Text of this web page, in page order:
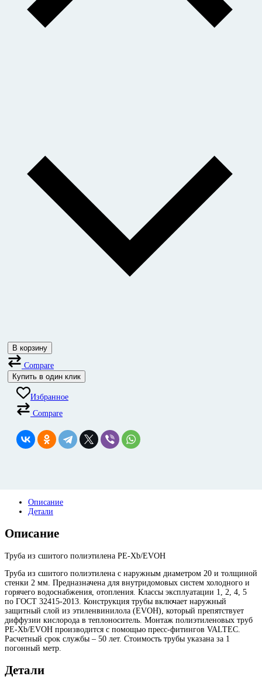
В корзину
Compare
Купить в один клик
Избранное
Compare
Описание
Детали
Описание
Труба из сшитого полиэтилена PE-Xb/EVOH
Труба из сшитого полиэтилена с наружным диаметром 20 и толщиной
стенки 2 мм. Предназначена для внутридомовых систем холодного и
горячего водоснабжения, отопления. Классы эксплуатации 1, 2, 4, 5
по ГОСТ 32415-2013. Конструкция трубы включает наружный
защитный слой из этиленвинилола (EVOH), который препятствует
диффузии кислорода в теплоноситель. Монтаж полиэтиленовых труб
PE-Xb/EVOH производится с помощью пресс-фитингов VALTEC.
Расчетный срок службы – 50 лет. Стоимость трубы указана за 1
погонный метр.
Детали